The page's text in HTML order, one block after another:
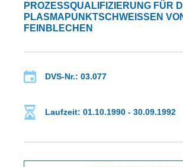
PROZESSQUALIFIZIERUNG FÜR
PLASMAPUNKTSCHWEISSEN VON
EINBLECHEN
DVS-Nr.: 03.077
Laufzeit: 01.10.1990 - 30.09.1992